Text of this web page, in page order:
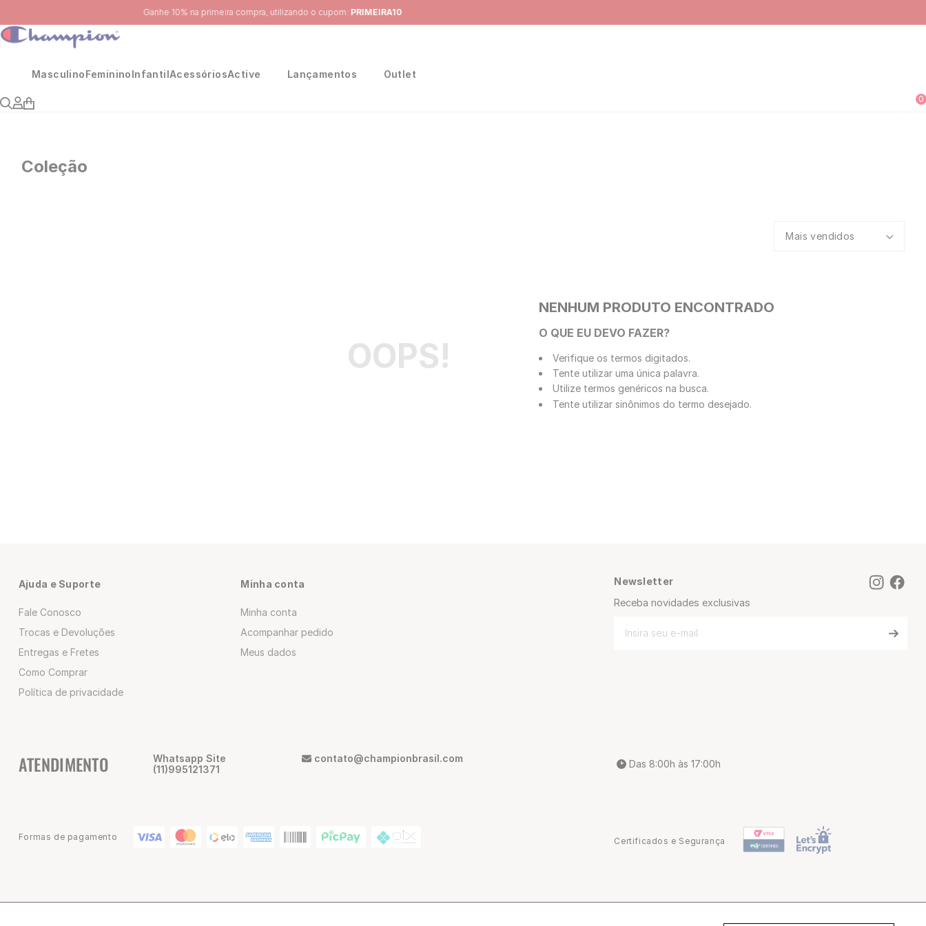
Frete Grátispara região Sudeste em pedidos acima de R$ 399,00
MasculinoFemininoInfantilAcessóriosActive Lançamentos Outlet
0
Coleção
Mais vendidos
OOPS!
NENHUM PRODUTO ENCONTRADO
O QUE EU DEVO FAZER?
Verifique os termos digitados.
Tente utilizar uma única palavra.
Utilize termos genéricos na busca.
Tente utilizar sinônimos do termo desejado.
Newsletter
Receba novidades exclusivas
Ajuda e Suporte
Fale Conosco
Trocas e Devoluções
Entregas e Fretes
Como Comprar
Política de privacidade
Minha conta
Minha conta
Acompanhar pedido
Meus dados
ATENDIMENTO
Whatsapp Site
(11)995121371
contato@championbrasil.com Das 8:00h às 17:00h
Formas de pagamento Certificados e Segurança